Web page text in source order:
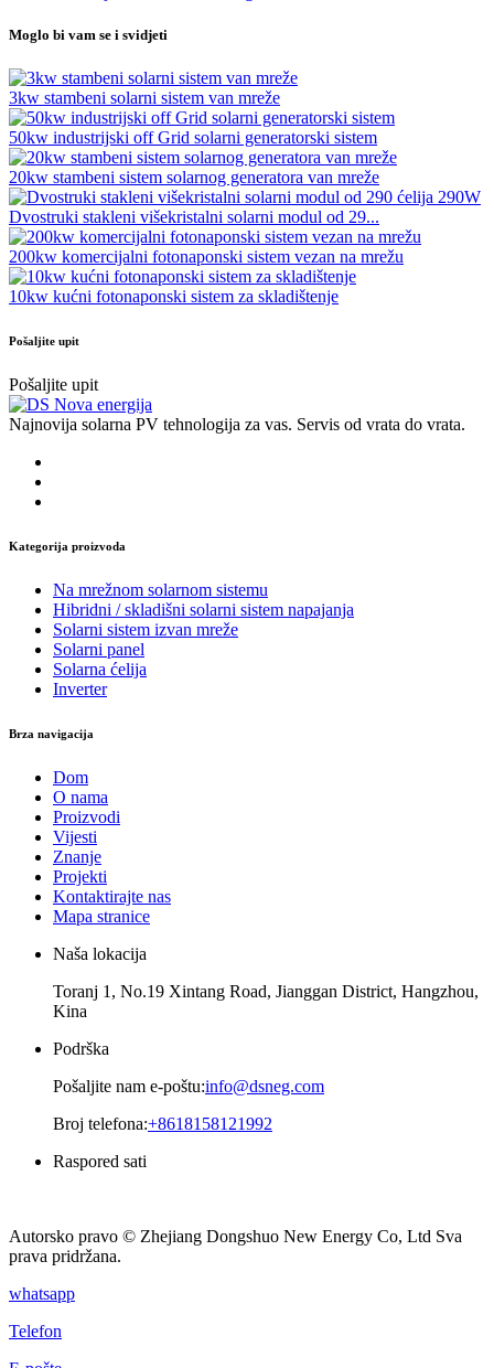
Moglo bi vam se i svidjeti
3kw stambeni solarni sistem van mreže
50kw industrijski off Grid solarni generatorski sistem
20kw stambeni sistem solarnog generatora van mreže
Dvostruki stakleni višekristalni solarni modul od 29...
200kw komercijalni fotonaponski sistem vezan na mrežu
10kw kućni fotonaponski sistem za skladištenje
Pošaljite upit
Pošaljite upit
Najnovija solarna PV tehnologija za vas. Servis od vrata do vrata.
Kategorija proizvoda
Na mrežnom solarnom sistemu
Hibridni / skladišni solarni sistem napajanja
Solarni sistem izvan mreže
Solarni panel
Solarna ćelija
Inverter
Brza navigacija
Dom
O nama
Proizvodi
Vijesti
Znanje
Projekti
Kontaktirajte nas
Mapa stranice
Naša lokacija
Toranj 1, No.19 Xintang Road, Jianggan District, Hangzhou,
Kina
Podrška
Pošaljite nam e-poštu:info@dsneg.com
Broj telefona:+8618158121992
Raspored sati
Autorsko pravo © Zhejiang Dongshuo New Energy Co, Ltd Sva
prava pridržana.
whatsapp
Telefon